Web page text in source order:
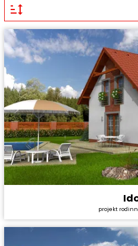
Dispozice:
projekt